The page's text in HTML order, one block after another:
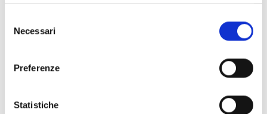
delNecessari
Preferenze
Statistiche
immobili, i chiamati all’eredità saranno obbligati a